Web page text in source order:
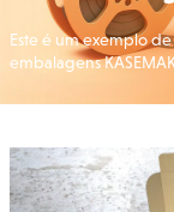
Este é um exemplo
embalagens